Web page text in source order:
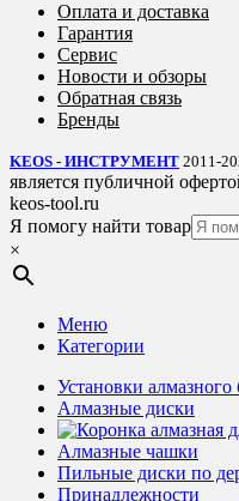
Оплата и доставка
Гарантия
Сервис
Новости и обзоры
Обратная связь
Бренды
KEOS - ИНСТРУМЕНТ 2011-
является публичной
keos-tool.ru
Я помогу найти товар
×
Меню
Категории
Установки алмазного
Алмазные диски
Алмазные чашки
Пильные диски по
Принадлежности